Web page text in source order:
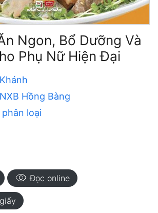
Ngon, Bổ Dưỡng Và
Phụ Nữ Hiện Đại
NXB Hồng Bàng
phân loại
visibility Đọc online